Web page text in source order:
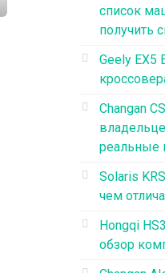
список
получить
Geely EX5
Changan
реальные
Solaris
чем
Hongqi
обзор